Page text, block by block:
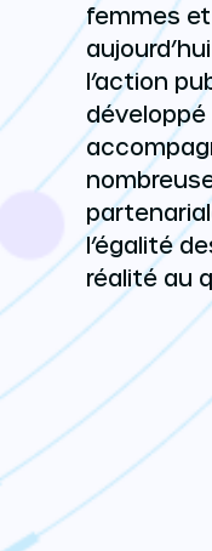
femmes
l’action
l’égalité
réalité au